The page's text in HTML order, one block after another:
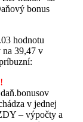
bonus
hodnotu
na 39,47 v
v jednej
– výpočty a